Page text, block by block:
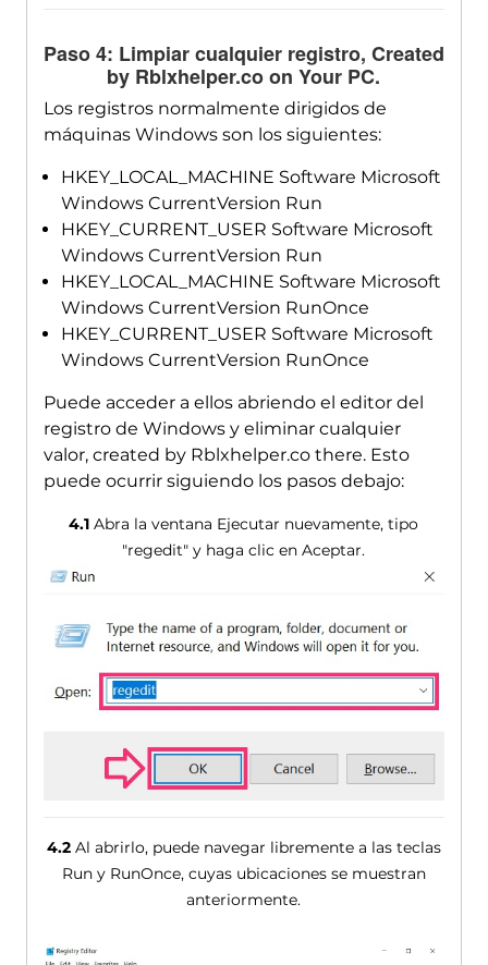
Paso 4: Limpiar cualquier registro, Created
by Rblxhelper.co on Your PC.
Los registros normalmente dirigidos de
máquinas Windows son los siguientes:
HKEY_LOCAL_MACHINE Software Microsoft
Windows CurrentVersion Run
HKEY_CURRENT_USER Software Microsoft
Windows CurrentVersion Run
HKEY_LOCAL_MACHINE Software Microsoft
Windows CurrentVersion RunOnce
HKEY_CURRENT_USER Software Microsoft
Windows CurrentVersion RunOnce
Puede acceder a ellos abriendo el editor del
registro de Windows y eliminar cualquier
valor, created by Rblxhelper.co there. Esto
puede ocurrir siguiendo los pasos debajo:
4.1 Abra la ventana Ejecutar nuevamente, tipo
"regedit" y haga clic en Aceptar.
4.2Al abrirlo, puede navegar libremente a las teclas
Run y ​​RunOnce, cuyas ubicaciones se muestran
anteriormente.